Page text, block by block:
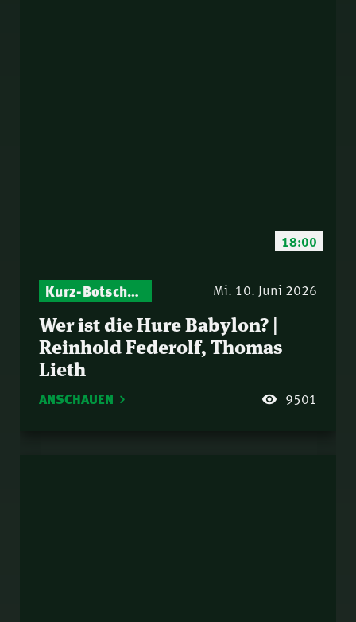
18:00
Kurz-Botschaften – Biblische Impulse mit Zukunft im Blick Mi. 10. Juni 2026
Wer ist die Hure Babylon? |
Reinhold Federolf, Thomas
Lieth
ANSCHAUEN 9501